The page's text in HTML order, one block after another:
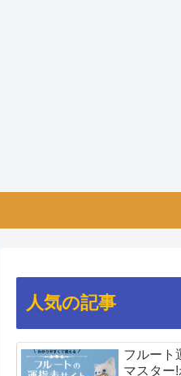
人気の記事
フルート
マスター